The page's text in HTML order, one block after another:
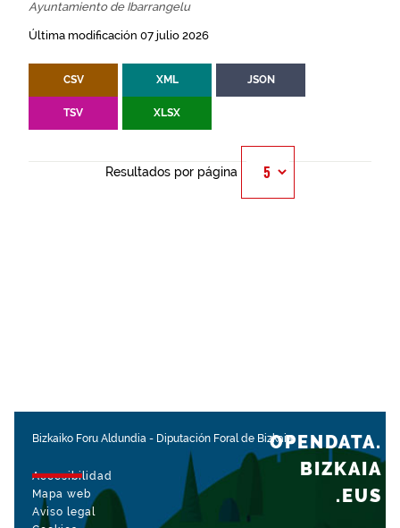
Ayuntamiento de Ibarrangelu
Última modificación 07 julio 2026
CSV XML JSON
TSV XLSX
Resultados por página
Bizkaiko Foru Aldundia - Diputación Foral de Bizkaia
Accesibilidad
Mapa web
Aviso legal
OPENDATA.
BIZKAIA
.EUS